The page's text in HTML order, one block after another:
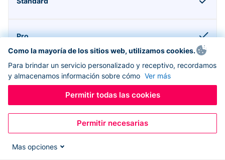
Compatible con Donorbox CRM
Como la mayoría de los sitios web, utilizamos cookies.
Para brindar un servicio personalizado y receptivo, recordamos
y almacenamos información sobre cómo Ver más
Permitir todas las cookies
Permitir necesarias
Mas opciones